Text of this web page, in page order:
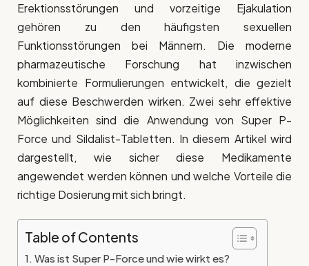
Erektionsstörungen und vorzeitige Ejakulation
gehören zu den häufigsten sexuellen
Funktionsstörungen bei Männern. Die moderne
pharmazeutische Forschung hat inzwischen
kombinierte Formulierungen entwickelt, die gezielt
auf diese Beschwerden wirken. Zwei sehr effektive
Möglichkeiten sind die Anwendung von Super P-
Force und Sildalist-Tabletten. In diesem Artikel wird
dargestellt, wie sicher diese Medikamente
angewendet werden können und welche Vorteile die
richtige Dosierung mit sich bringt.
Table of Contents
Was ist Super P-Force und wie wirkt es?